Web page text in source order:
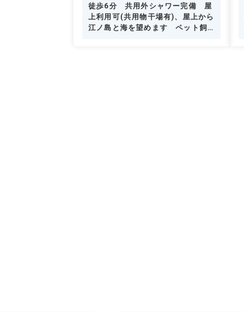
徒歩6分 共用外シャワー完備 屋
上利用可(共用物干場有)、屋上から
江ノ島と海を望めます ペット飼